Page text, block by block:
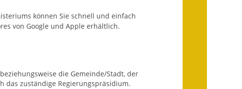
Notfallplanung
Schadensmeldung
können Sie schnell und einfach
von Google und Apple erhältlich.
die Gemeinde/Stadt, der
das zuständige Regierungspräsidium.